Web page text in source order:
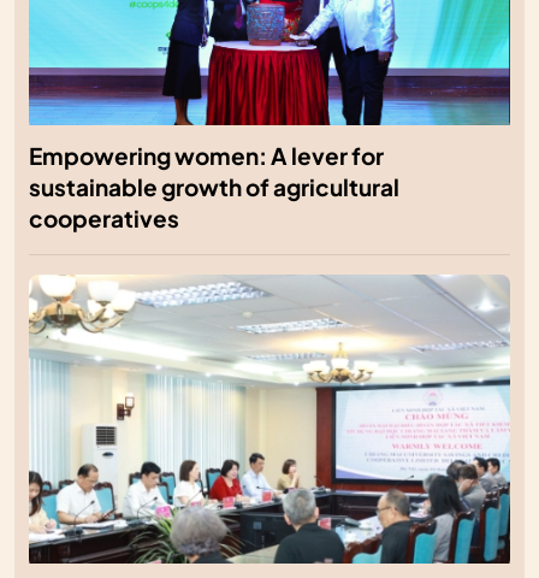
Empowering women: A lever for
sustainable growth of agricultural
cooperatives